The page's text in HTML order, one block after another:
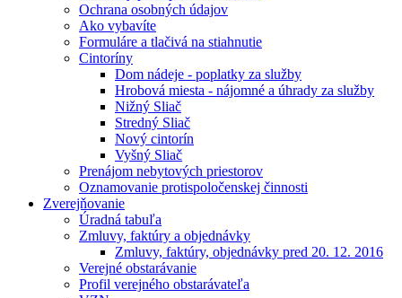
Ochrana osobných údajov
Ako vybavíte
Formuláre a tlačivá na stiahnutie
Cintoríny
Dom nádeje - poplatky za služby
Hrobová miesta - nájomné a úhrady za služby
Nižný Sliač
Stredný Sliač
Nový cintorín
Vyšný Sliač
Prenájom nebytových priestorov
Oznamovanie protispoločenskej činnosti
Zverejňovanie
Úradná tabuľa
Zmluvy, faktúry a objednávky
Zmluvy, faktúry, objednávky pred 20. 12. 2016
Verejné obstarávanie
Profil verejného obstarávateľa